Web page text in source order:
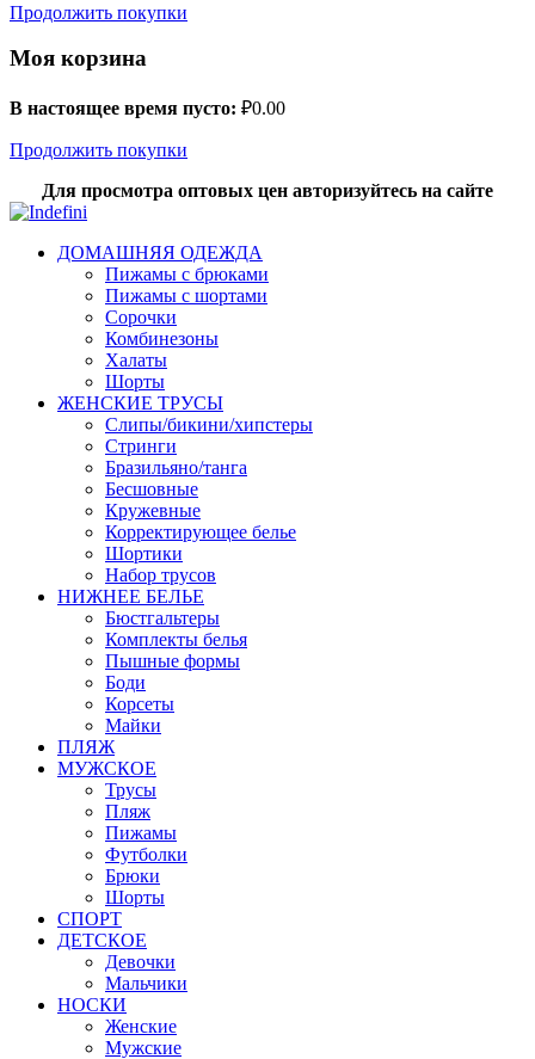
Продолжить покупки
Моя корзина
В настоящее время пусто: ₽0.00
Продолжить покупки
Для просмотра оптовых цен авторизуйтесь на сайте
ДОМАШНЯЯ ОДЕЖДА
Пижамы с брюками
Пижамы с шортами
Сорочки
Комбинезоны
Халаты
Шорты
ЖЕНСКИЕ ТРУСЫ
Слипы/бикини/хипстеры
Стринги
Бразильяно/танга
Бесшовные
Кружевные
Корректирующее белье
Шортики
Набор трусов
НИЖНЕЕ БЕЛЬЕ
Бюстгальтеры
Комплекты белья
Пышные формы
Боди
Корсеты
Майки
ПЛЯЖ
МУЖСКОЕ
Трусы
Пляж
Пижамы
Футболки
Брюки
Шорты
СПОРТ
ДЕТСКОЕ
Девочки
Мальчики
НОСКИ
Женские
Мужские